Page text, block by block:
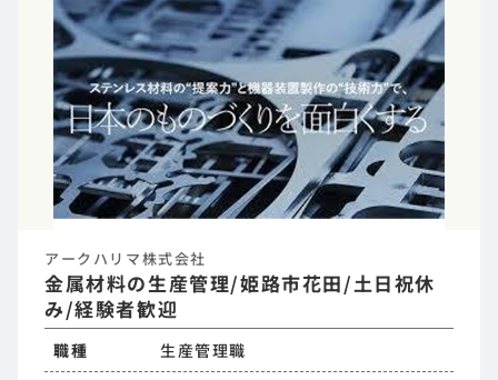
アークハリマ株式会社
金属材料の生産管理/姫路市花田/土日祝休
み/経験者歓迎
職種
生産管理職